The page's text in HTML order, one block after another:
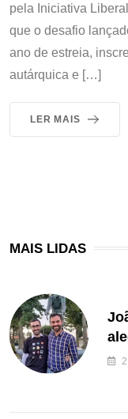
pela Iniciativa
que o desafio
ano de estreia,
autárquica e […]
LER MAIS
MAIS LIDAS
de